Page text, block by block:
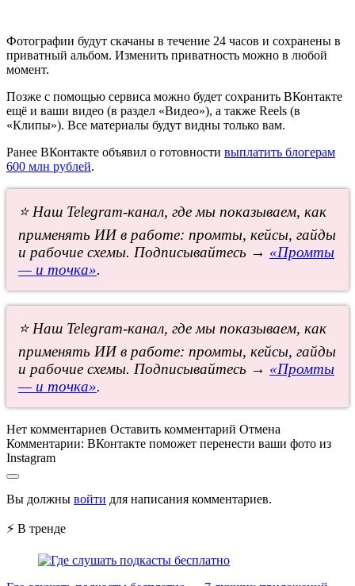
Фотографии будут скачаны в течение 24 часов и сохранены в
приватный альбом. Изменить приватность можно в любой
момент.
Позже с помощью сервиса можно будет сохранить ВКонтакте
ещё и ваши видео (в раздел «Видео»), а также Reels (в
«Клипы»). Все материалы будут видны только вам.
Ранее ВКонтакте объявил о готовности выплатить блогерам
600 млн рублей.
⭐ Наш Telegram-канал, где мы показываем, как
применять ИИ в работе: промты, кейсы, гайды
и рабочие схемы. Подписывайтесь → «Промты
— и точка».
⭐ Наш Telegram-канал, где мы показываем, как
применять ИИ в работе: промты, кейсы, гайды
и рабочие схемы. Подписывайтесь → «Промты
— и точка».
Нет комментариев Оставить комментарий Отмена
Комментарии: ВКонтакте поможет перенести ваши фото из
Instagram
Вы должны войти для написания комментариев.
⚡ В тренде